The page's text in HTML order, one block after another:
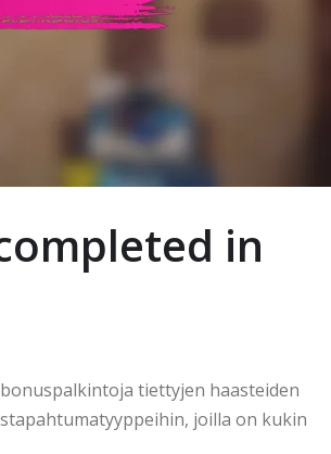
in
tiettyjen haasteiden
joilla on kukin